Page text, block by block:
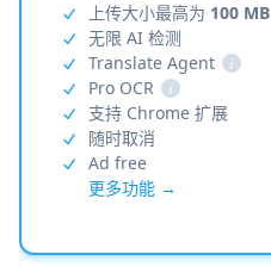
上传大小最高为 100 MB
无限 AI 检测
Translate Agent
i
Pro OCR
i
支持 Chrome 扩展
随时取消
Ad free
更多功能 →